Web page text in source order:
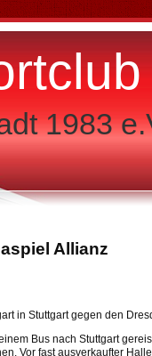
1983
Allianz
in Stuttgart gegen den
Bus nach Stuttgart
Vor fast ausverkaufter